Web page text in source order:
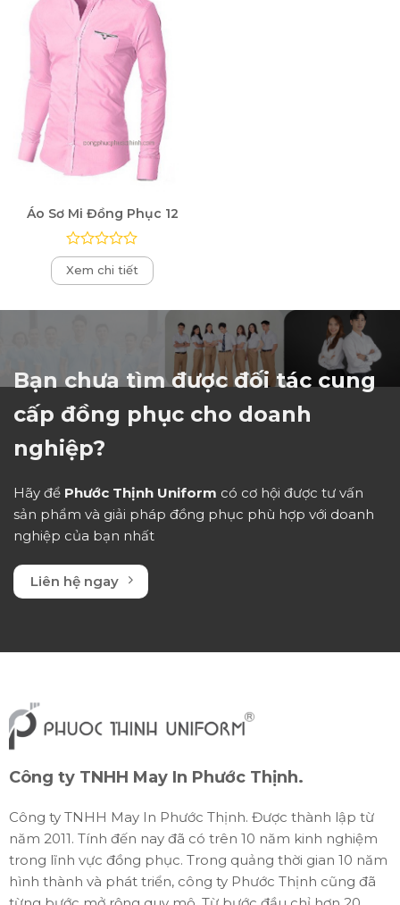
Áo Sơ Mi Đồng Phục 12
Được
xếp
hạng
Xem chi tiết
Bạn chưa tìm được đối tác cung
cấp đồng phục cho doanh
nghiệp?
Hãy để Phước Thịnh Uniform có cơ hội được tư vấn
sản phẩm và giải pháp đồng phục phù hợp với doanh
nghiệp của bạn nhất
Liên hệ ngay
Công ty TNHH May In Phước Thịnh.
Công ty TNHH May In Phước Thịnh. Được thành lập từ
năm 2011. Tính đến nay đã có trên 10 năm kinh nghiệm
trong lĩnh vực đồng phục. Trong quảng thời gian 10 năm
hình thành và phát triển, công ty Phước Thịnh cũng đã